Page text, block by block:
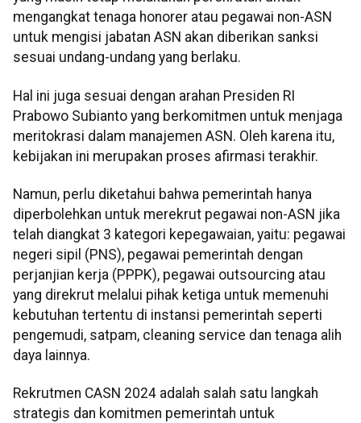
mengangkat tenaga honorer atau pegawai non-ASN
untuk mengisi jabatan ASN akan diberikan sanksi
sesuai undang-undang yang berlaku.
Hal ini juga sesuai dengan arahan Presiden RI
Prabowo Subianto yang berkomitmen untuk menjaga
meritokrasi dalam manajemen ASN. Oleh karena itu,
kebijakan ini merupakan proses afirmasi terakhir.
Namun, perlu diketahui bahwa pemerintah hanya
diperbolehkan untuk merekrut pegawai non-ASN jika
telah diangkat 3 kategori kepegawaian, yaitu: pegawai
negeri sipil (PNS), pegawai pemerintah dengan
perjanjian kerja (PPPK), pegawai outsourcing atau
yang direkrut melalui pihak ketiga untuk memenuhi
kebutuhan tertentu di instansi pemerintah seperti
pengemudi, satpam, cleaning service dan tenaga alih
daya lainnya.
Rekrutmen CASN 2024 adalah salah satu langkah
strategis dan komitmen pemerintah untuk